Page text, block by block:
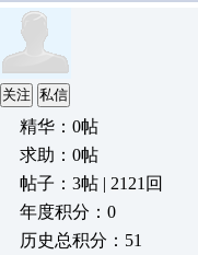
关注 私信
精华：0帖
求助：0帖
帖子：3帖 | 2121回
年度积分：0
历史总积分：51